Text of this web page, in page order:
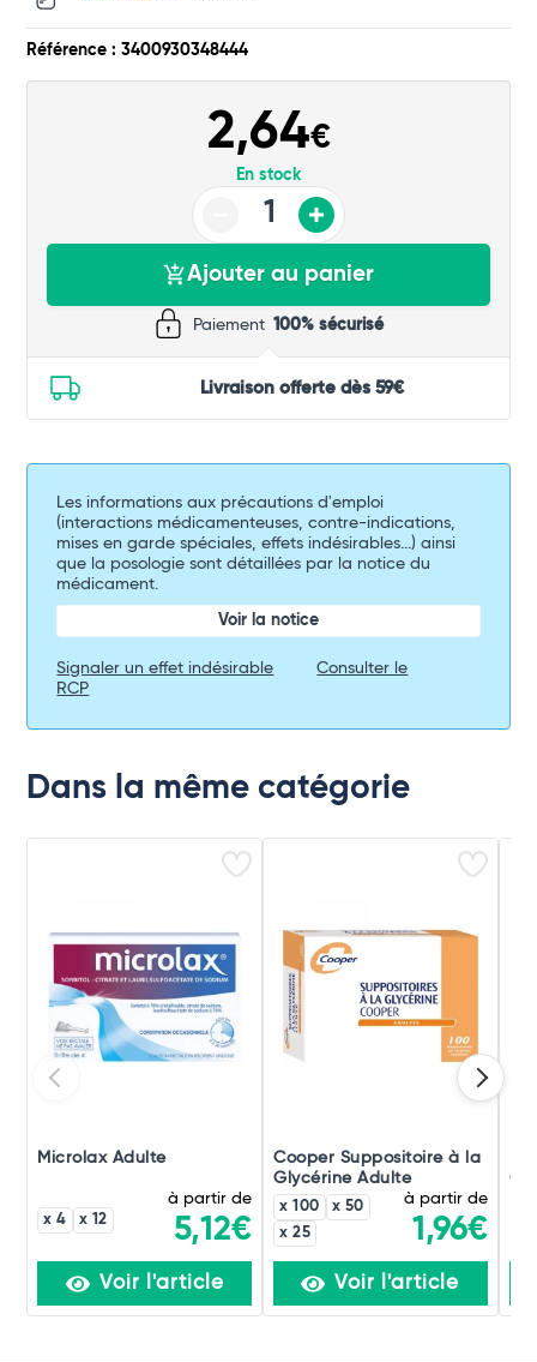
Référence : 3400930348444
2,64€
En stock
Ajouter au panier
Paiement 100% sécurisé
Livraison offerte dès 59€
Les informations aux précautions d'emploi
(interactions médicamenteuses, contre-indications,
mises en garde spéciales, effets indésirables...) ainsi
que la posologie sont détaillées par la notice du
médicament.
Voir la notice
Signaler un effet indésirable
Consulter le
RCP
Dans la même catégorie
Microlax Adulte
x 4 x 12
à partir de
5,12€
Voir l'article
Cooper Suppositoire à la
Glycérine Adulte
x 100
x 50
x 25
à partir de
1,96€
Voir l'article